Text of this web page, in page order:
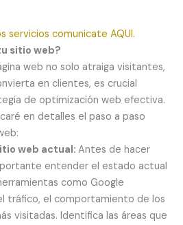
servicios comunicate AQUI.
sitio web?
web no solo atraiga visitantes,
en clientes, es crucial
de optimización web efectiva.
en detalles el paso a paso
web actual:Antes de hacer
entender el estado actual
como Google
tráfico, el comportamiento de los
visitadas. Identifica las áreas que